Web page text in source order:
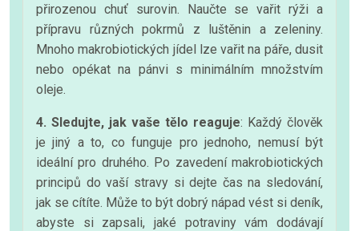
přirozenou chuť surovin. Naučte se vařit rýži a
přípravu různých pokrmů z luštěnin a zeleniny.
Mnoho makrobiotických jídel lze vařit na páře, dusit
nebo opékat na pánvi s minimálním množstvím
oleje.
4. Sledujte, jak vaše tělo reaguje: Každý člověk
je jiný a to, co funguje pro jednoho, nemusí být
ideální pro druhého. Po zavedení makrobiotických
principů do vaší stravy si dejte čas na sledování,
jak se cítíte. Může to být dobrý nápad vést si deník,
abyste si zapsali, jaké potraviny vám dodávají